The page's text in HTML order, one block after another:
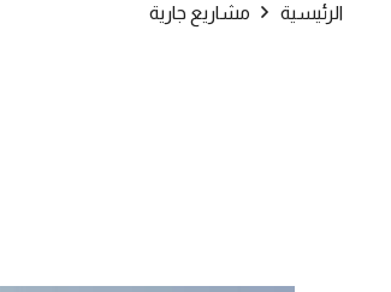
الرئيسية مشاريع جارية